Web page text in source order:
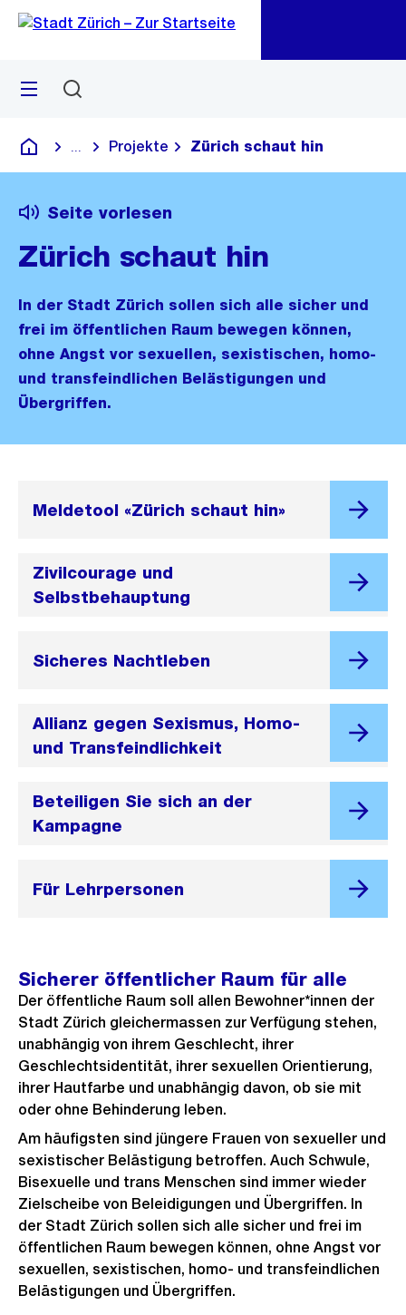
Navigation
Sprunglink
Menü
Deutsch
Blende alle Breadcrumbs ein
Projekte Zürich schaut hin
Seite vorlesen
Zürich schaut hin
In der Stadt Zürich sollen sich alle sicher und
frei im öffentlichen Raum bewegen können,
ohne Angst vor sexuellen, sexistischen, homo-
und transfeindlichen Belästigungen und
Übergriffen.
Meldetool «Zürich schaut hin»
Zivilcourage und
Selbstbehauptung
Sicheres Nachtleben
Allianz gegen Sexismus, Homo-
und Transfeindlichkeit
Beteiligen Sie sich an der
Kampagne
Für Lehrpersonen
Sicherer öffentlicher Raum für alle
Der öffentliche Raum soll allen Bewohner*innen der
Stadt Zürich gleichermassen zur Verfügung stehen,
unabhängig von ihrem Geschlecht, ihrer
Geschlechtsidentität, ihrer sexuellen Orientierung,
ihrer Hautfarbe und unabhängig davon, ob sie mit
oder ohne Behinderung leben.
Am häufigsten sind jüngere Frauen von sexueller und
sexistischer Belästigung betroffen. Auch Schwule,
Bisexuelle und trans Menschen sind immer wieder
Zielscheibe von Beleidigungen und Übergriffen. In
der Stadt Zürich sollen sich alle sicher und frei im
öffentlichen Raum bewegen können, ohne Angst vor
sexuellen, sexistischen, homo- und transfeindlichen
Belästigungen und Übergriffen.